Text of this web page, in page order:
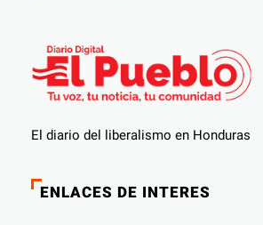
El diario del liberalismo en Honduras
ENLACES DE INTERES